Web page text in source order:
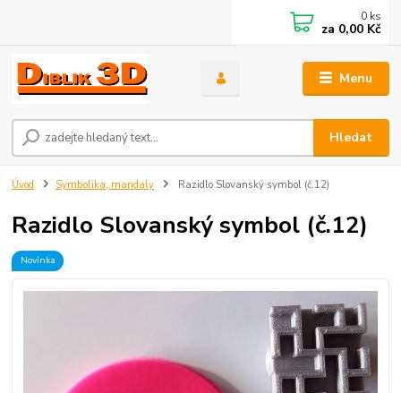
Menu
Hledat
0 ks
za 0,00 Kč
Úvod Symbolika, mandaly Razidlo Slovanský symbol (č.12)
Razidlo Slovanský symbol (č.12)
Novinka